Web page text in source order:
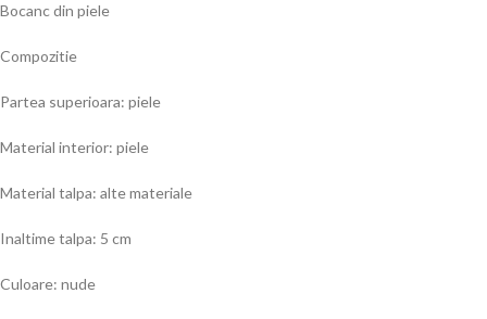
Bocanc din piele
Compozitie
Partea superioara: piele
Material interior: piele
Material talpa: alte materiale
Inaltime talpa: 5 cm
Culoare: nude